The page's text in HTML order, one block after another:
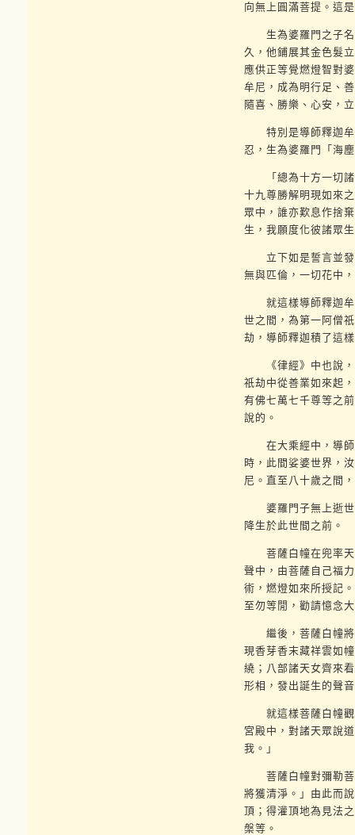
向無上圓滿菩提。這
生為婆羅門之子名
久，他鋪展其金色髮
應供正等覺燃燈智對
牟尼，成為明行足、
隨喜、勝樂、心安，
特別是導師釋迦牟
忍，生為婆羅門「海
「總為十方一切諸
十九尊勝解明現如來
眾中，誰亦歎息作捨
生，我願度化彼諸眾
立下如是誓言並發
無與匹倫，一切花中
就這樣導師釋迦牟
世之間，為第一阿僧
劫，導師釋迦積了這
《律經》中也說，
祇劫中從善業如來起
有佛七萬七千尊等之
說的。
在大乘經中，導師
時，此間娑婆世界，
尼。直至八十歲之間
婆羅門子無上逝世
降生於此世間之前。
菩薩白幢在兜率天
聲中，由菩薩自己福
術，燃燈如來所授記
至勿等閒，勸請憶念
繼後，菩薩白幢將
現香芽香末藏祥雲如
繞；八部諸天女齊來
形相，發出誕生的聲
就這樣菩薩白幢觀
宮殿中，對諸天眾說
我。」
菩薩白幢對彌勒菩
將獲清淨。」由此而
頂；得灌頂地為見法
槃等。